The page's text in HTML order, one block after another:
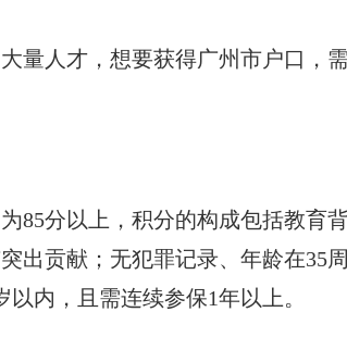
量人才，想要获得广州市户口，
85分以上，积分的构成包括教育
出贡献；无犯罪记录、年龄在35
内，且需连续参保1年以上。